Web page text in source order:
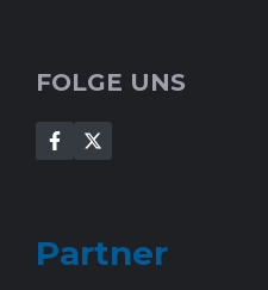
FOLGE UNS
Partner